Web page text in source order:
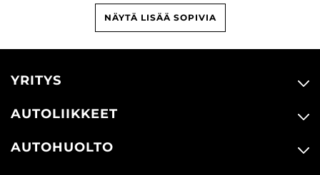
NÄYTÄ LISÄÄ SOPIVIA
YRITYS
AUTOLIIKKEET
AUTOHUOLTO